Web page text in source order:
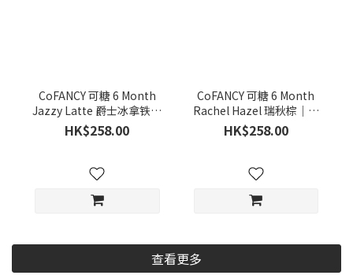
CoFANCY 可糖 6 Month
Jazzy Latte 爵士冰拿铁｜
半年抛彩妆隐形眼镜｜每
盒2片
HK$258.00
CoFANCY 可糖 6 Month
Rachel Hazel 瑞秋棕｜半
年抛彩妆隐形眼镜｜每盒2
片
HK$258.00
查看更多